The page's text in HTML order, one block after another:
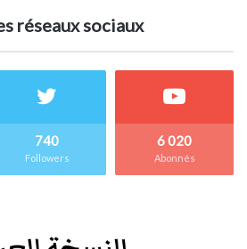
réseaux sociaux
740
Followers
6 020
Abonnés